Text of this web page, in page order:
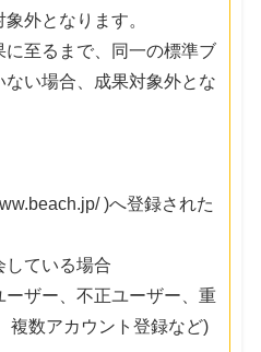
外となります。
至るまで、同一の標準ブ
い場合、成果対象外とな
)へ登録された
している場合
ーザー、不正ユーザー、重
複数アカウント登録など)